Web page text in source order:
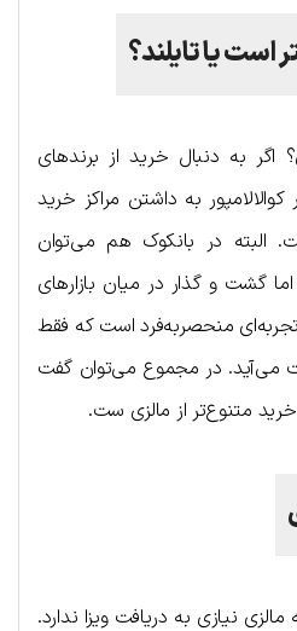
است یا تایلند؟
اگر به دنبال خرید از برندهای
به داشتن مراکز خرید
البته در بانکوک هم می‌توان
گشت و گذار در میان بازارهای
تجربه‌ای منحصربه‌فرد است که فقط
می‌آید. در مجموع می‌توان گفت
خرید متنوع‌تر از مالزی ست.
نیازی به دریافت ویزا ندارد.